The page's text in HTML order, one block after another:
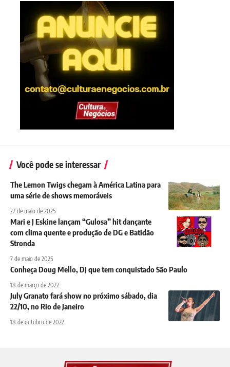
Você pode se interessar
The Lemon Twigs chegam à América Latina para
uma série de shows memoráveis
27 de maio de 2025
Mari e J Eskine lançam “Gulosa” hit dançante
com clima quente e produção de DG e Batidão
Stronda
7 de maio de 2025
Conheça Doug Mello, DJ que tem conquistado São Paulo
18 de março de 2022
July Granato fará show no próximo sábado, dia
22/10, no Rio de Janeiro
18 de outubro de 2022